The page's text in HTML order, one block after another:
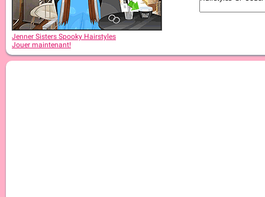
Jenner Sisters Spooky Hairstyles
Jouer maintenant!